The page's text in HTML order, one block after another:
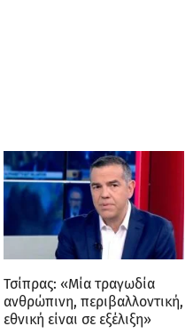
Τσίπρας: «Μία τραγωδία
ανθρώπινη, περιβαλλοντική,
εθνική είναι σε εξέλιξη»